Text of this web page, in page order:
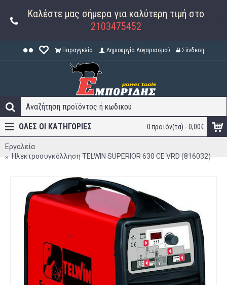
Καλέστε μας σήμερα για καλύτερη τιμή στο
2103475452
Παραγγελία Δημιουργία Λογαριασμού Σύνδεση
0 προϊόν(τα) - 0,00€
ΟΛΕΣ ΟΙ ΚΑΤΗΓΟΡΊΕΣ
Εργαλεία
Ηλεκτροσυγκόλληση TELWIN SUPERIOR 630 CE VRD (816032)